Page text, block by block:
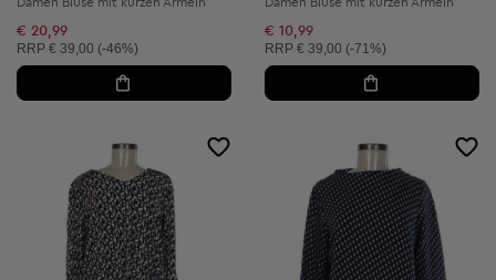
€ 20,99
Unverbindliche Preisempfehlung:
RRP € 39,00 (-46%)
€ 10,99
Unverbindliche Preisempfehlung:
RRP € 39,00 (-71%)